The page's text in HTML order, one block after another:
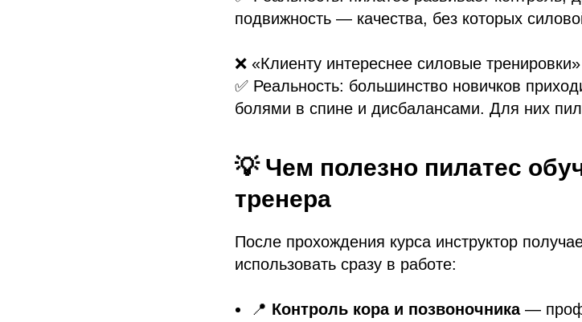
подвижность — качества, без которых
❌ «Клиенту интереснее силовые тренировки»
✅ Реальность: большинство новичков
болями в спине и дисбалансами. Для них
💡 Чем полезно пилатес
тренера
После прохождения курса инструктор
использовать сразу в работе:
📍 Контроль кора и позвоночника—